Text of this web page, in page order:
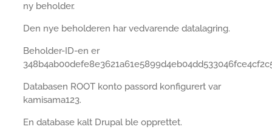
ny beholder.
Den nye beholderen har vedvarende datalagring.
Beholder-ID-en er
Databasen ROOT konto passord konfigurert var
kamisama123.
En database kalt Drupal ble opprettet.